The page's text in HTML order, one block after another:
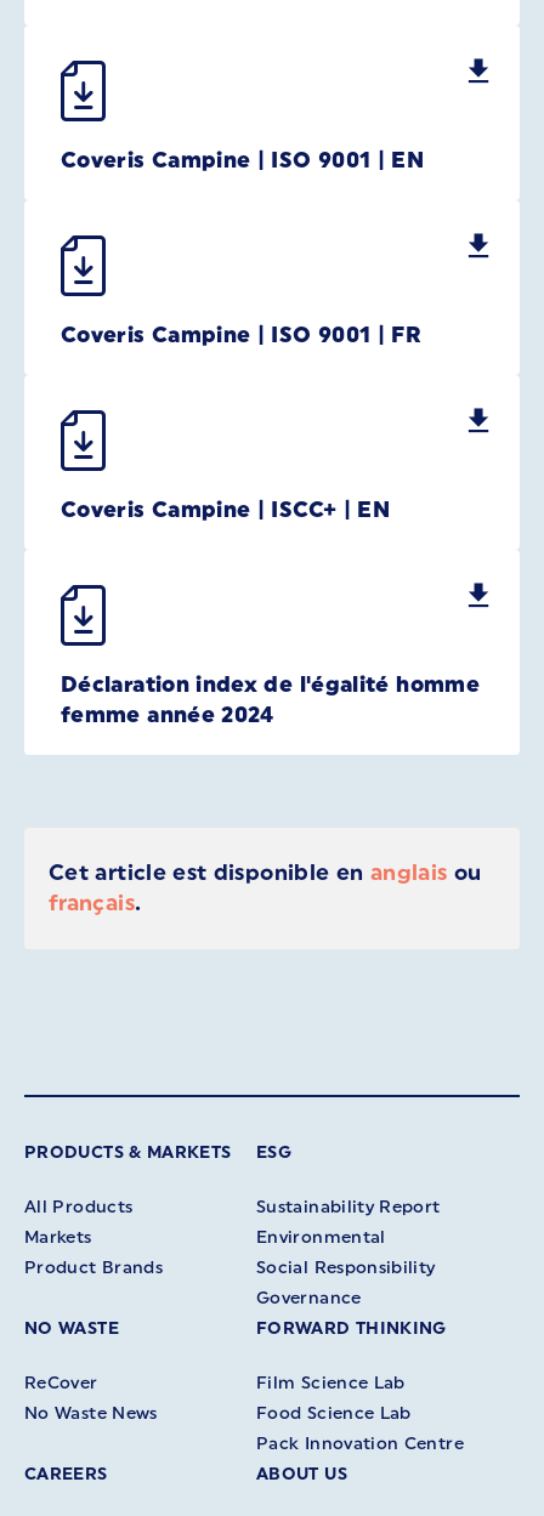
Coveris Campine | ISO 9001 | EN
Coveris Campine | ISO 9001 | FR
Coveris Campine | ISCC+ | EN
Déclaration index de l'égalité homme
femme année 2024
Cet article est disponible en anglais ou
français.
PRODUCTS & MARKETS
All Products
Markets
Product Brands
ESG
Sustainability Report
Environmental
Social Responsibility
Governance
NO WASTE
ReCover
No Waste News
FORWARD THINKING
Film Science Lab
Food Science Lab
Pack Innovation Centre
CAREERS
ABOUT US